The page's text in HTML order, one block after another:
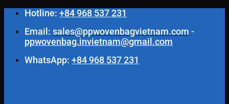
Saltar
contenido
Hotline: +84 968 537 231
Email: sales@ppwovenbagvietnam.com -
ppwovenbag.invietnam@gmail.com
WhatsApp: +84 968 537 231